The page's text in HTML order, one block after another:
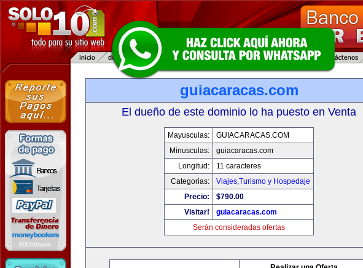
guiacaracas.com
El dueño de este dominio lo ha puesto en Venta
Mayusculas:
GUIACARACAS.COM
Minusculas:
guiacaracas.com
Longitud:
11 caracteres
Categorias:
Viajes,Turismo y Hospedaje
Precio:
$790.00
Visitar!
guiacaracas.com
Serán consideradas ofertas